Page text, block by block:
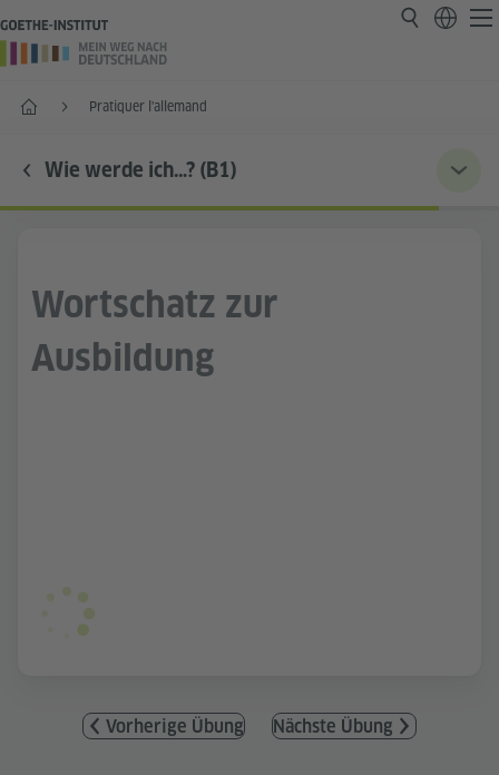
Accueil Pratiquer l'allemand
Wie werde ich…? (B1)
Wortschatz zur
Ausbildung
Vorherige Übung Nächste Übung